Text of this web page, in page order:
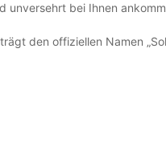
bei Ihnen
den offiziellen Namen